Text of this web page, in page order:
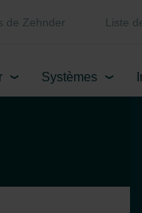
de Zehnder Liste
Systèmes